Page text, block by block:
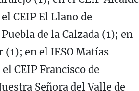
CEIP El Llano de
de la Calzada (1); en
(1); en el IESO Matías
CEIP Francisco de
Señora del Valle de